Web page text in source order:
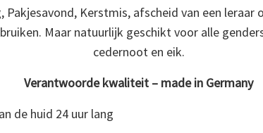
Pakjesavond, Kerstmis, afscheid van een
Maar natuurlijk geschikt voor alle
cedernoot en eik.
Verantwoorde kwaliteit – made in Germany
de huid 24 uur lang